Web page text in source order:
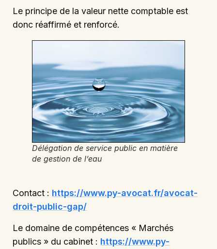
Le principe de la valeur nette comptable est
donc réaffirmé et renforcé.
Délégation de service public en matière
de gestion de l’eau
Contact : https://www.py-avocat.fr/avocat-
droit-public-gap/
Le domaine de compétences « Marchés
publics » du cabinet : https://www.py-